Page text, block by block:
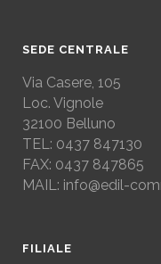
SEDE CENTRALE
Via Casere, 105
Loc. Vignole
32100 Belluno
TEL: 0437 847130
FAX: 0437 847865
MAIL: info@edil-
FILIALE